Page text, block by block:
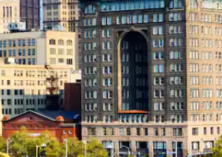
so šípkami nahor a nadol alebo ich